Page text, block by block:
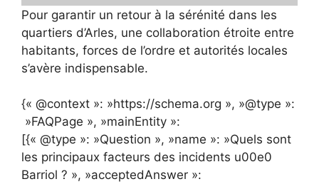
Pour garantir un retour à la sérénité dans les
quartiers d’Arles, une collaboration étroite entre
habitants, forces de l’ordre et autorités locales
s’avère indispensable.
{« @context »: »https://schema.org », »@type »:
»FAQPage », »mainEntity »:
[{« @type »: »Question », »name »: »Quels sont
les principaux facteurs des incidents u00e0
Barriol ? », »acceptedAnswer »: